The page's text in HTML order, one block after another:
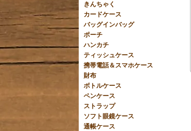
きんちゃく
カードケース
バッグインバッグ
ポーチ
ハンカチ
ティッシュケース
携帯電話＆スマホケース
財布
ボトルケース
ペンケース
ストラップ
ソフト眼鏡ケース
通帳ケース